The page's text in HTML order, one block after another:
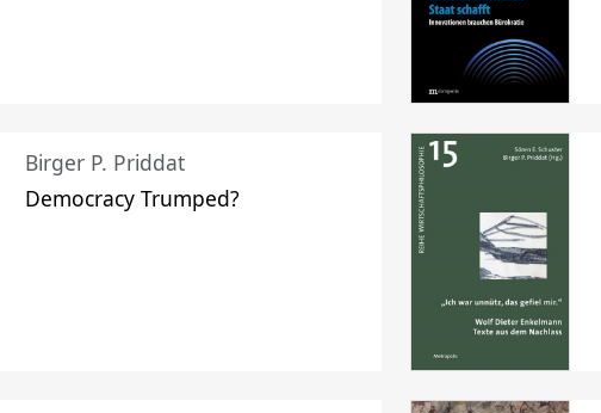
Birger P. Priddat
Democracy Trumped?